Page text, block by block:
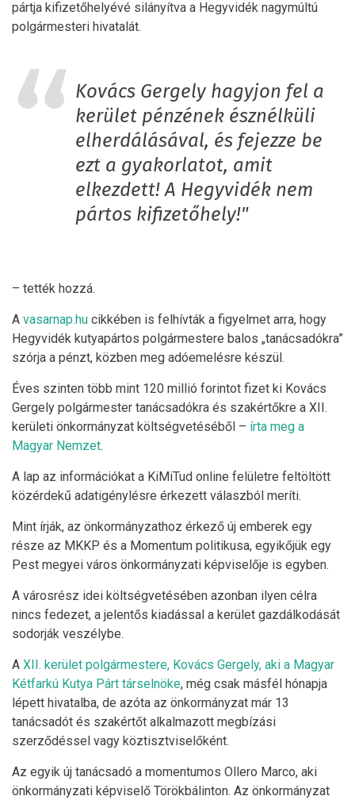
pártja kifizetőhelyévé silányítva a Hegyvidék nagymúltú
polgármesteri hivatalát.
Kovács Gergely hagyjon fel a
kerület pénzének észnélküli
elherdálásával, és fejezze be
ezt a gyakorlatot, amit
elkezdett! A Hegyvidék nem
pártos kifizetőhely!"
– tették hozzá.
A vasarnap.hu cikkében is felhívták a figyelmet arra, hogy
Hegyvidék kutyapártos polgármestere balos „tanácsadókra”
szórja a pénzt, közben meg adóemelésre készül.
Éves szinten több mint 120 millió forintot fizet ki Kovács
Gergely polgármester tanácsadókra és szakértőkre a XII.
kerületi önkormányzat költségvetéséből – írta meg a
Magyar Nemzet.
A lap az információkat a KiMiTud online felületre feltöltött
közérdekű adatigénylésre érkezett válaszból meríti.
Mint írják, az önkormányzathoz érkező új emberek egy
része az MKKP és a Momentum politikusa, egyikőjük egy
Pest megyei város önkormányzati képviselője is egyben.
A városrész idei költségvetésében azonban ilyen célra
nincs fedezet, a jelentős kiadással a kerület gazdálkodását
sodorják veszélybe.
A XII. kerület polgármestere, Kovács Gergely, aki a Magyar
Kétfarkú Kutya Párt társelnöke, még csak másfél hónapja
lépett hivatalba, de azóta az önkormányzat már 13
tanácsadót és szakértőt alkalmazott megbízási
szerződéssel vagy köztisztviselőként.
Az egyik új tanácsadó a momentumos Ollero Marco, aki
önkormányzati képviselő Törökbálinton. Az önkormányzat